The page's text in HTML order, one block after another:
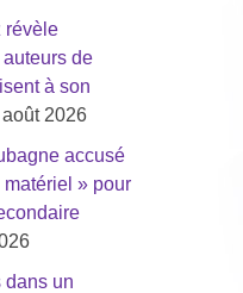
révèle
de
à son
août 2026
accusé
matériel » pour
dans un